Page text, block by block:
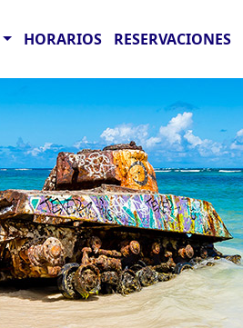
HORARIOS RESERVACIONES